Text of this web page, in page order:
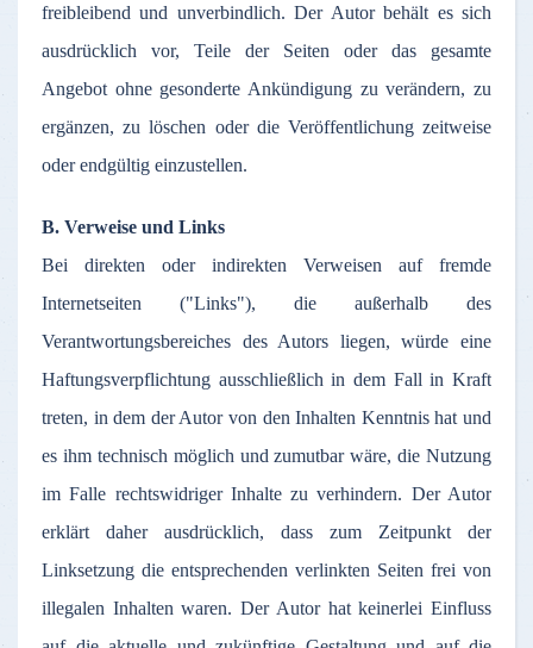
freibleibend und unverbindlich.Der Autor behält es sich
ausdrücklich
vor, Teile der Seiten oder das
gesamte
Angebot ohne gesonderte Ankündigung zu verändern,zu
ergänzen,zu löschen oderdie Veröffentlichung zeitweise
oder endgültig einzustellen.
B. Verweise und Links
Bei
direkten oder indirekten Verweisen auf
fremde
Internetseiten ("Links"), die außerhalb des
Verantwortungsbereiches des Autors liegen,würde eine
Haftungsverpflichtung ausschließlich indem Fall in Kraft
treten, indem der Autorvon denInhalten Kenntnishat und
es ihm technisch möglich undzumutbar wäre, die Nutzung
im Falle rechtswidriger Inhalte zu verhindern. Der Autor
erklärt
daher ausdrücklich, dass zum Zeitpunkt
der
Linksetzung die entsprechenden verlinkten Seiten frei von
illegalen Inhalten waren.Der Autorhatkeinerlei Einfluss